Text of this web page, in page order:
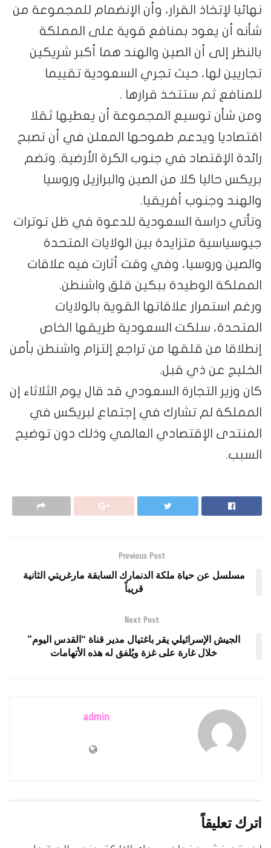
نهائيا لإتخاذ القرار، وأن الإنضمام للمجموعة من
شأنه أن يعود بمنافع قوية على المملكة
بالنظر إلى أن الصين والهند هما أكبر شريكين
تجاريين لها، حيث تجري السعودية تقييما
للمنافع ثم ستتخذ قرارها .
ومن شأن توسيع المجموعة أن يعطيها ثقلا
اقتصاديا ويدعم طموحها المعلن في أن تصبح
رائدة الإقتصاد في جنوب الكرة الأرضية. وتضم
بريكس حاليا كلا من الصين والبرازيل وروسيا
والهند وجنوب أفريقيا.
وتأتي دراسة السعودية للدعوة في ظل توترات
جيوسياسية متزايدة بين الولايات المتحدة
والصين وروسيا، وفي وقت أثارت فيه علاقات
المملكة الوطيدة ببكين قلق واشنطن.
ورغم استمرار علاقاتها القوية بالولايات
المتحدة، سلكت السعودية طريقها الخاص
إنطلاقا من قلقها من تراجع إلتزام واشنطن بأمن
الخليج عن ذي قبل.
كان وزير التجارة السعودي قد قال يوم الثلاثاء إن
المملكة لم تشارك في إجتماع لبريكس في
المنتدى الإقتصادي العالمي وذلك دون توضيح
السبب.
Previous Post
مسلسل عن حياة ملكة الدنمارك السابقة مارغريتي الثانية
قريباً
Next Post
الجيش الإسرائيلي يقر باغتيال مدير قناة “القدس اليوم”
خلال غارة على غزة ويُلفق له هذه الأتهامات
admin
اترك تعليقاً